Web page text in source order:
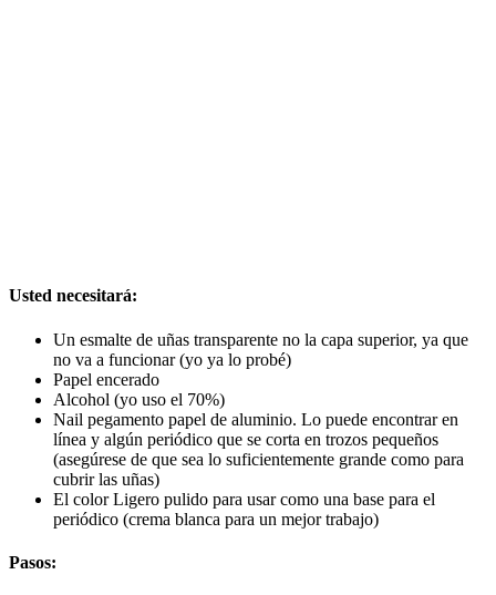
Usted necesitará:
Un esmalte de uñas transparente no la capa superior, ya que
no va a funcionar (yo ya lo probé)
Papel encerado
Alcohol (yo uso el 70%)
Nail pegamento papel de aluminio. Lo puede encontrar en
línea y algún periódico que se corta en trozos pequeños
(asegúrese de que sea lo suficientemente grande como para
cubrir las uñas)
El color Ligero pulido para usar como una base para el
periódico (crema blanca para un mejor trabajo)
Pasos: